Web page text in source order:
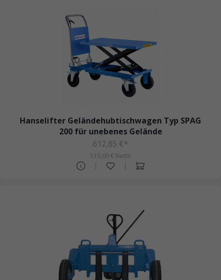
Hanselifter Geländehubtischwagen Typ SPAG
200 für unebenes Gelände
612,85 €*
515,00 € Netto